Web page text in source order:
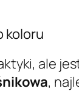
koloru
ale
,